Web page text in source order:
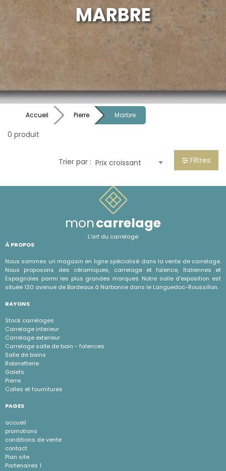
MARBRE
Accueil Pierre Marbre
0 produit
Trier par : Filtres
moncarrelage
L'art du carrelage
À PROPOS
Nous sommes un magasin en ligne spécialisé dans la vente de carrelage.
Nous proposons des céramiques, carrelage et faïence, Italiennes et
Espagnoles parmi les plus grandes marques. Notre salle d'exposition est
située 130 avenue de Bordeaux à Narbonne dans le Languedoc-Roussillon.
RAYONS
Stock carrelages
Carrelage interieur
Carrelage exterieur
Carrelage salle de bain - faÏences
Salle de bains
Robinetterie
Galets
Pierre
Colles et fournitures
PAGES
accueil
promotions
conditions de vente
contact
Plan site
Partenaires 1